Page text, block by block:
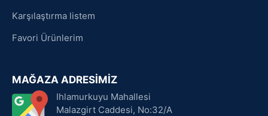
Karşılaştırma listem
Favori Ürünlerim
MAĞAZA ADRESİMİZ
Ihlamurkuyu Mahallesi
Malazgirt Caddesi, No:32/A